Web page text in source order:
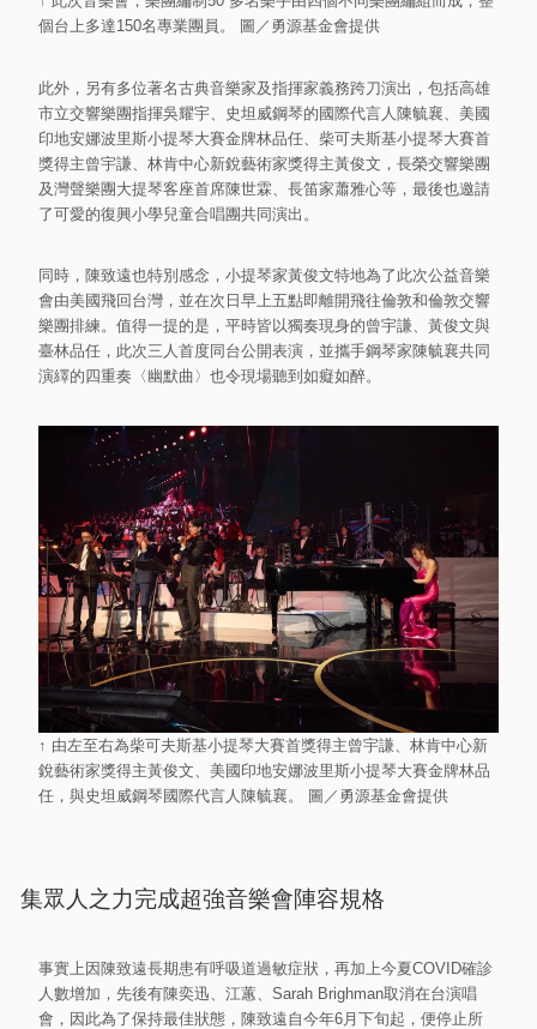
個台上多達150名專業團員。 圖／勇源基金會提供
此外，另有多位著名古典音樂家及指揮家義務跨刀演出，包括高雄
市立交響樂團指揮吳耀宇、史坦威鋼琴的國際代言人陳毓襄、美國
印地安娜波里斯小提琴大賽金牌林品任、柴可夫斯基小提琴大賽首
獎得主曾宇謙、林肯中心新銳藝術家獎得主黃俊文，長榮交響樂團
及灣聲樂團大提琴客座首席陳世霖、長笛家蕭雅心等，最後也邀請
了可愛的復興小學兒童合唱團共同演出。
同時，陳致遠也特別感念，小提琴家黃俊文特地為了此次公益音樂
會由美國飛回台灣，並在次日早上五點即離開飛往倫敦和倫敦交響
樂團排練。值得一提的是，平時皆以獨奏現身的曾宇謙、黃俊文與
臺林品任，此次三人首度同台公開表演，並攜手鋼琴家陳毓襄共同
演繹的四重奏〈幽默曲〉也令現場聽到如癡如醉。
↑ 由左至右為柴可夫斯基小提琴大賽首獎得主曾宇謙、林肯中心新
銳藝術家獎得主黃俊文、美國印地安娜波里斯小提琴大賽金牌林品
任，與史坦威鋼琴國際代言人陳毓襄。 圖／勇源基金會提供
集眾人之力完成超強音樂會陣容規格
事實上因陳致遠長期患有呼吸道過敏症狀，再加上今夏COVID確診
人數增加，先後有陳奕迅、江蕙、Sarah Brighman取消在台演唱
會，因此為了保持最佳狀態，陳致遠自今年6月下旬起，便停止所